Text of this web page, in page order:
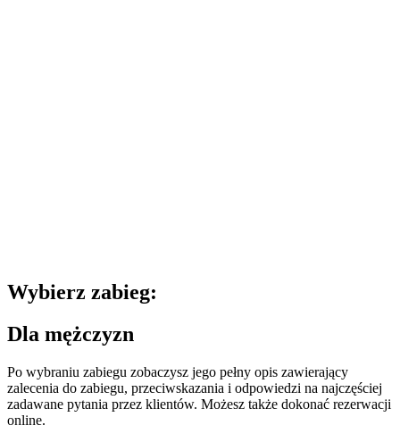
Wybierz zabieg:
Dla mężczyzn
Po wybraniu zabiegu zobaczysz jego pełny opis zawierający
zalecenia do zabiegu, przeciwskazania i odpowiedzi na najczęściej
zadawane pytania przez klientów. Możesz także dokonać rezerwacji
online.